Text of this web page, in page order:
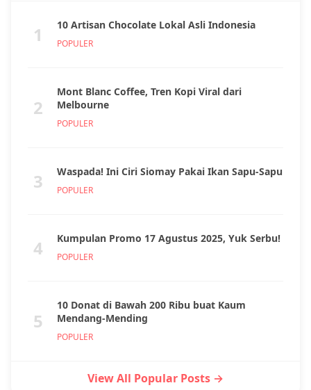
1 10 Artisan Chocolate Lokal Asli Indonesia
POPULER
2
Mont Blanc Coffee, Tren Kopi Viral dari
Melbourne
POPULER
3 Waspada! Ini Ciri Siomay Pakai Ikan Sapu-Sapu
POPULER
4 Kumpulan Promo 17 Agustus 2025, Yuk Serbu!
POPULER
5
10 Donat di Bawah 200 Ribu buat Kaum
Mendang-Mending
POPULER
View All Popular Posts →